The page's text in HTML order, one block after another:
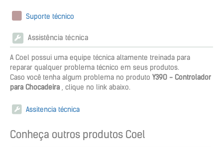
Suporte técnico
Assistência técnica
A Coel possui uma equipe técnica altamente treinada para
reparar qualquer problema técnico em seus produtos.
Caso você tenha algum problema no produto Y39O - Controlador
para Chocadeira , clique no link abaixo.
Assitencia técnica
Conheça outros produtos Coel